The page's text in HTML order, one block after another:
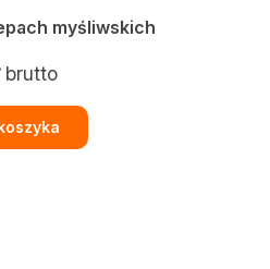
myśliwskich
brutto